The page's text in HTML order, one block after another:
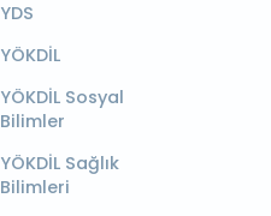
YDS
YÖKDİL
YÖKDİL Sosyal
Bilimler
YÖKDİL Sağlık
Bilimleri